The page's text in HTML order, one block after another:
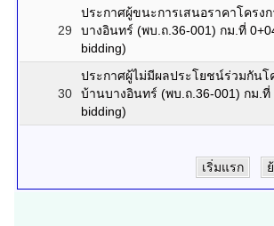
29
ประกาศผู้ขนะการเสนอราคาโครง
บางอินทร์ (พบ.ถ.36-001) กม.ที่
bidding)
30
ประกาศผู้ไม่มีผลประโยชน์ร่วมกัน
บ้านบางอินทร์ (พบ.ถ.36-001) กม.ที่
bidding)
เริ่มแรก